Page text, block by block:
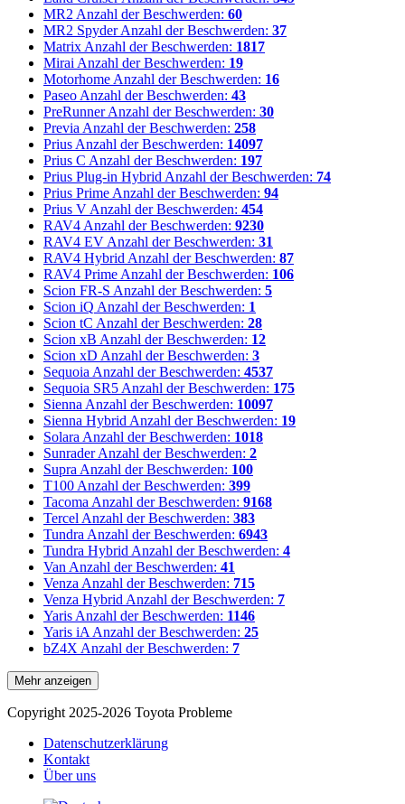
MR2 Anzahl der Beschwerden: 60
MR2 Spyder Anzahl der Beschwerden: 37
Matrix Anzahl der Beschwerden: 1817
Mirai Anzahl der Beschwerden: 19
Motorhome Anzahl der Beschwerden: 16
Paseo Anzahl der Beschwerden: 43
PreRunner Anzahl der Beschwerden: 30
Previa Anzahl der Beschwerden: 258
Prius Anzahl der Beschwerden: 14097
Prius C Anzahl der Beschwerden: 197
Prius Plug-in Hybrid Anzahl der Beschwerden: 74
Prius Prime Anzahl der Beschwerden: 94
Prius V Anzahl der Beschwerden: 454
RAV4 Anzahl der Beschwerden: 9230
RAV4 EV Anzahl der Beschwerden: 31
RAV4 Hybrid Anzahl der Beschwerden: 87
RAV4 Prime Anzahl der Beschwerden: 106
Scion FR-S Anzahl der Beschwerden: 5
Scion iQ Anzahl der Beschwerden: 1
Scion tC Anzahl der Beschwerden: 28
Scion xB Anzahl der Beschwerden: 12
Scion xD Anzahl der Beschwerden: 3
Sequoia Anzahl der Beschwerden: 4537
Sequoia SR5 Anzahl der Beschwerden: 175
Sienna Anzahl der Beschwerden: 10097
Sienna Hybrid Anzahl der Beschwerden: 19
Solara Anzahl der Beschwerden: 1018
Sunrader Anzahl der Beschwerden: 2
Supra Anzahl der Beschwerden: 100
T100 Anzahl der Beschwerden: 399
Tacoma Anzahl der Beschwerden: 9168
Tercel Anzahl der Beschwerden: 383
Tundra Anzahl der Beschwerden: 6943
Tundra Hybrid Anzahl der Beschwerden: 4
Van Anzahl der Beschwerden: 41
Venza Anzahl der Beschwerden: 715
Venza Hybrid Anzahl der Beschwerden: 7
Yaris Anzahl der Beschwerden: 1146
Yaris iA Anzahl der Beschwerden: 25
bZ4X Anzahl der Beschwerden: 7
Mehr anzeigen
Copyright 2025-2026 Toyota Probleme
Datenschutzerklärung
Kontakt
Über uns